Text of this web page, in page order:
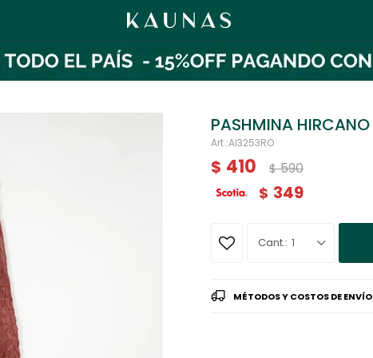
PASHMINA HIRCANO
AI3253RO
$ 410 $ 590
$ 349
1
MÉTODOS Y COSTOS DE ENVÍO